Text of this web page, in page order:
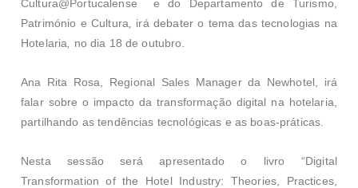
Cultura@Portucalense e do Departamento de Turismo,
Património e Cultura
irá debater o tema das tecnologias na
Hotelaria
no dia 18 de outubro.
Ana Rita Rosa, Regional Sales Manager da Newhotel, irá
falar sobre o impacto da transformação digital na hotelaria,
partilhando as tendências tecnológicas e as boas-práticas.
Nesta sessão será apresentado o livro “Digital
Transformation of the Hotel Industry: Theories, Practices,